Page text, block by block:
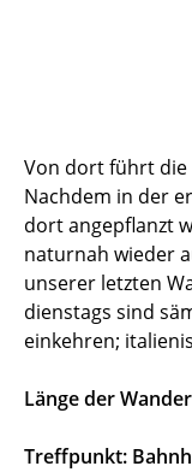
Von dort führt die
Nachdem in der
dort angepflanzt
naturnah wieder
unserer letzten
dienstags sind
einkehren;
Länge der
Treffpunkt: